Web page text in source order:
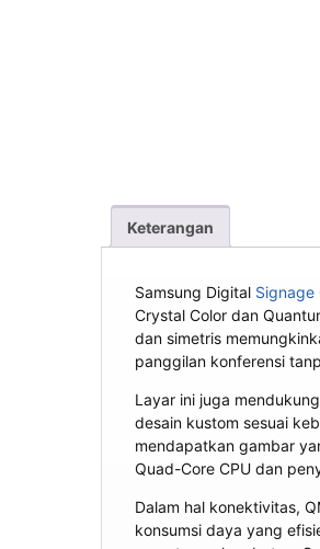
Keterangan
Samsung Digital Signage
Crystal Color dan
dan simetris
panggilan konferensi
Layar ini juga
desain kustom sesuai
mendapatkan gambar
Quad-Core CPU dan
Dalam hal konektivitas,
konsumsi daya yang